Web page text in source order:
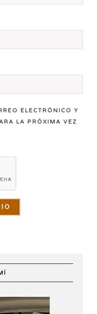
ELECTRÓNICO Y
LA PRÓXIMA VEZ